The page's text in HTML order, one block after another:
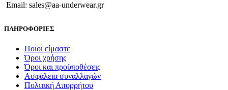
Email: sales@aa-underwear.gr
ΠΛΗΡΟΦΟΡΙΕΣ
Ποιοι είμαστε
Όροι χρήσης
Όροι και προϋποθέσεις
Ασφάλεια συναλλαγών
Πολιτική Απορρήτου